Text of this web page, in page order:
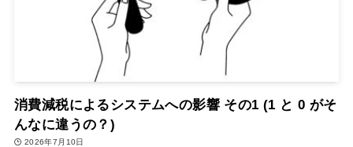
消費減税によるシステムへの影響 その1 (1 と 0 がそ
んなに違うの？)
2026年7月10日